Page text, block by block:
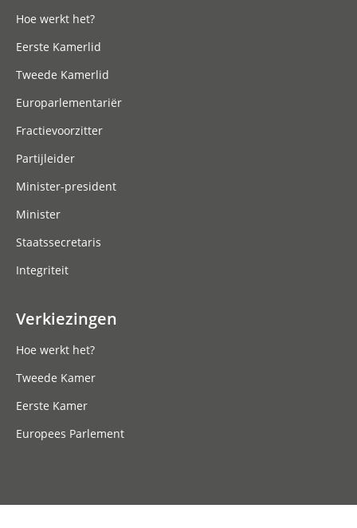
Hoe werkt het?
Eerste Kamerlid
Tweede Kamerlid
Europarlementariër
Fractievoorzitter
Partijleider
Minister-president
Minister
Staatssecretaris
Integriteit
Verkiezingen
Hoe werkt het?
Tweede Kamer
Eerste Kamer
Europees Parlement